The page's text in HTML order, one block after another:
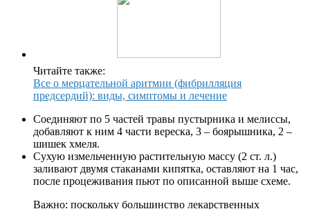
Читайте также:
Все о мерцательной аритмии (фибрилляция
предсердий): виды, симптомы и лечение
Соединяют по 5 частей травы пустырника и мелиссы,
добавляют к ним 4 части вереска, 3 – боярышника, 2 –
шишек хмеля.
Сухую измельченную растительную массу (2 ст. л.)
заливают двумя стаканами кипятка, оставляют на 1 час,
после процеживания пьют по описанной выше схеме.
Важно: поскольку большинство лекарственных